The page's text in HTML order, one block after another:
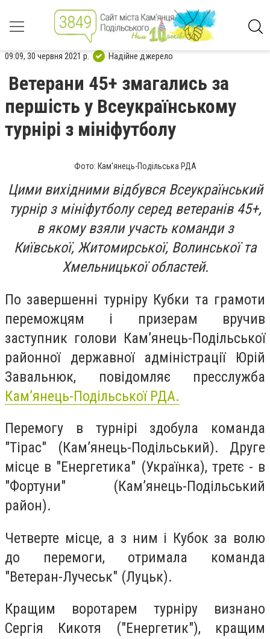
09:09, 30 червня 2021 р. Надійне джерело
Ветерани 45+ змагались за
першість у Всеукраїнському
турнірі з мініфутболу
Фото: Кам'янець-Подільська РДА
Цими вихідними відбувся Всеукраїнський
турнір з мініфутболу серед ветеранів 45+,
в якому взяли участь команди з
Київської, Житомирської, Волинської та
Хмельницької областей.
По завершенні турніру Кубки та грамоти
переможцям і призерам вручив
заступник голови Кам’янець-Подільської
районної державної адміністрації Юрій
Завальнюк, повідомляє пресслужба
Кам’янець-Подільської РДА.
Перемогу в турнірі здобула команда
"Тірас" (Кам’янець-Подільський). Друге
місце в "Енергетика" (Українка), третє - в
"Фортуни" (Кам’янець-Подільський
район).
Четверте місце, а з ним і Кубок за волю
до перемоги, отримала команда
"Ветеран-Лучеськ" (Луцьк).
Кращим воротарем турніру визнано
Сергія Кикотя ("Енергетик"), кращим